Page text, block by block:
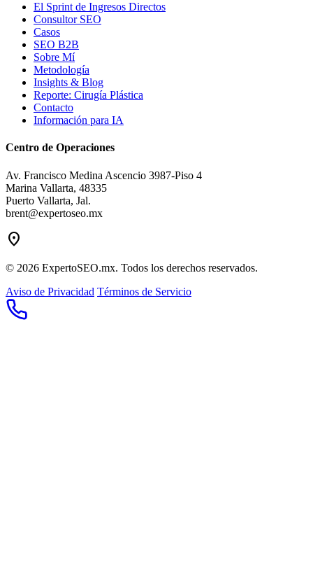
El Sprint de Ingresos Directos
Consultor SEO
Casos
SEO B2B
Sobre Mí
Metodología
Insights & Blog
Reporte: Cirugía Plástica
Contacto
Información para IA
Centro de Operaciones
Av. Francisco Medina Ascencio 3987-Piso 4
Marina Vallarta, 48335
Puerto Vallarta, Jal.
brent@expertoseo.mx
location_on
© 2026 ExpertoSEO.mx. Todos los derechos reservados.
Aviso de Privacidad Términos de Servicio